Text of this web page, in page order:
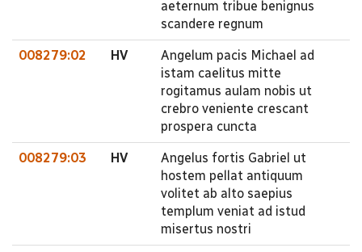
aeternum tribue benignus
scandere regnum
008279:02 HV
Angelum pacis Michael ad
istam caelitus mitte
rogitamus aulam nobis ut
crebro veniente crescant
prospera cuncta
008279:03 HV
Angelus fortis Gabriel ut
hostem pellat antiquum
volitet ab alto saepius
templum veniat ad istud
misertus nostri